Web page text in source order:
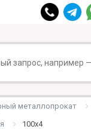
металлопрокат
100х4